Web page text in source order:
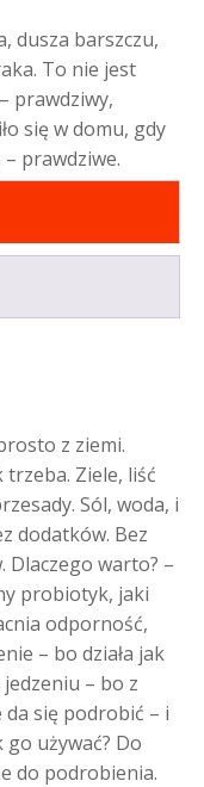
dusza barszczu,
To nie jest
prawdziwy,
się w domu, gdy
prawdziwe.
z ziemi.
Ziele, liść
Sól, woda, i
dodatków. Bez
Dlaczego warto? –
probiotyk, jaki
odporność,
– bo działa jak
– bo z
się podrobić – i
używać? Do
do podrobienia.